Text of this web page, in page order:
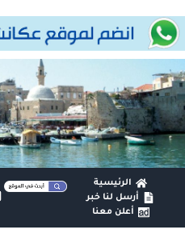
الرئيسية
أرسل لنا خبر
أعلن معنا